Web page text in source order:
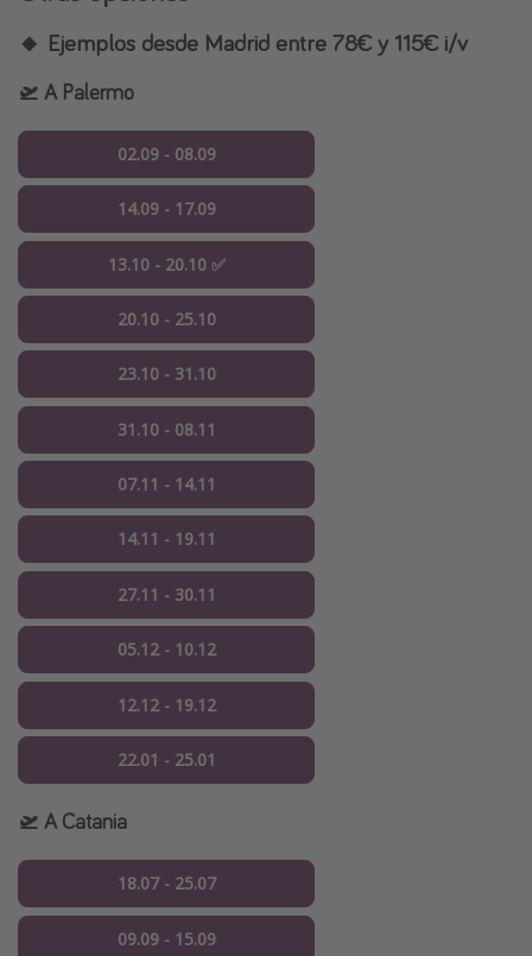
🔸 Ejemplos desde Madrid entre 78€ y 115€ i/v
🛫 A Palermo
02.09 - 08.09
14.09 - 17.09
13.10 - 20.10 ✅
20.10 - 25.10
23.10 - 31.10
31.10 - 08.11
07.11 - 14.11
14.11 - 19.11
27.11 - 30.11
05.12 - 10.12
12.12 - 19.12
22.01 - 25.01
🛫 A Catania
18.07 - 25.07
09.09 - 15.09